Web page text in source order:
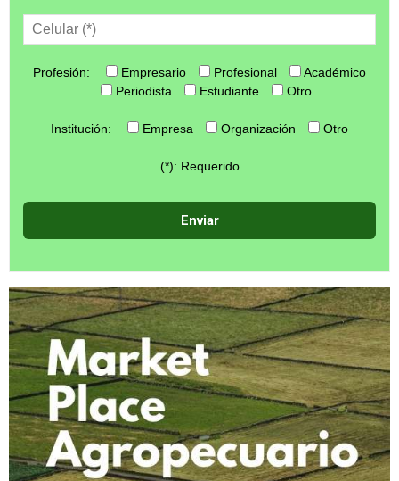
Profesión: Empresario Profesional
Académico
Periodista
Estudiante Otro
Institución: Empresa Organización Otro
(*): Requerido